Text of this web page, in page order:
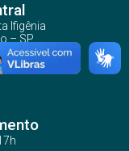
Ifigênia
– SP